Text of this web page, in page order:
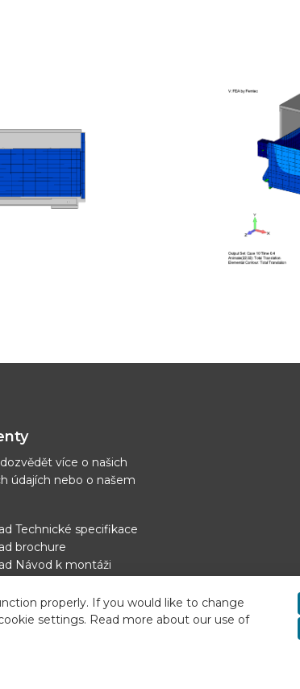
více o našich
údajích nebo o našem
Technické specifikace
brochure
Návod k montáži
properly. If you would like to change
settings. Read more about our use of